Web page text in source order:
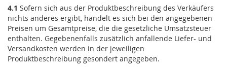
4.1 Sofern sich aus der Produktbeschreibung des Verkäufers
nichts anderes ergibt, handelt es sich bei den angegebenen
Preisen um Gesamtpreise, die die gesetzliche Umsatzsteuer
enthalten. Gegebenenfalls zusätzlich anfallende Liefer- und
Versandkosten werden in der jeweiligen
Produktbeschreibung gesondert angegeben.